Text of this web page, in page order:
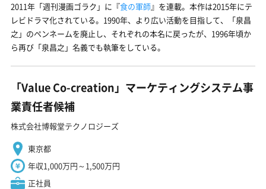
2011年「週刊漫画ゴラク」に『食の軍師』を連載。本作は2015年にテ
レビドラマ化されている。1990年、より広い活動を目指して、「泉昌
之」のペンネームを廃止し、それぞれの本名に戻ったが、1996年頃か
ら再び「泉昌之」名義でも執筆をしている。
「Value Co-creation」マーケティングシステム事
業責任者候補
株式会社博報堂テクノロジーズ
東京都
年収1,000万円～1,500万円
正社員